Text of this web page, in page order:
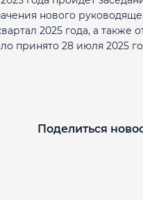
нового
2025 года, а также
принято 28 июля 2025
Поделиться